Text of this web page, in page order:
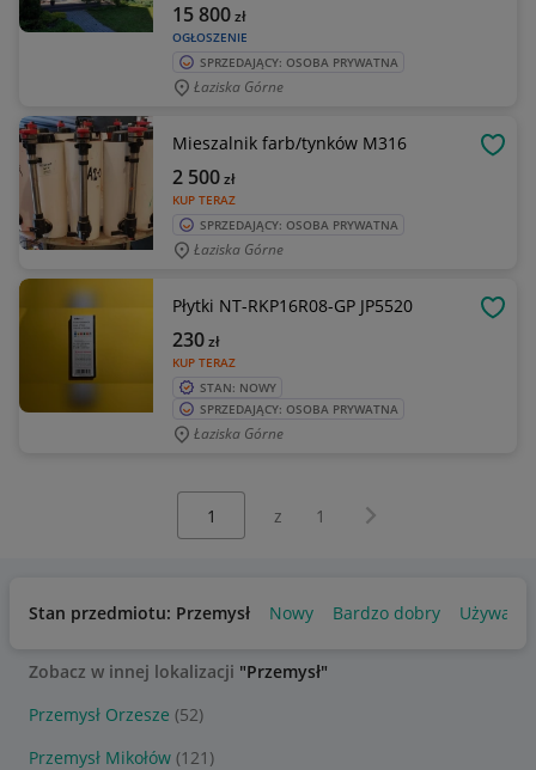
OGŁOSZENIE
15 800zł
SPRZEDAJĄCY: OSOBA PRYWATNA
Łaziska Górne
Mieszalnik farb/tynków M316
KUP TERAZ
2 500zł
SPRZEDAJĄCY: OSOBA PRYWATNA
Łaziska Górne
Płytki NT-RKP16R08-GP JP5520
KUP TERAZ
230zł
STAN: NOWY
SPRZEDAJĄCY: OSOBA PRYWATNA
Łaziska Górne
z 1 Następna strona
Stan przedmiotu: Przemysł Nowy Bardzo dobry Używany
Zobacz w innej lokalizacji "Przemysł"
Przemysł Orzesze (52)
Przemysł Mikołów (121)